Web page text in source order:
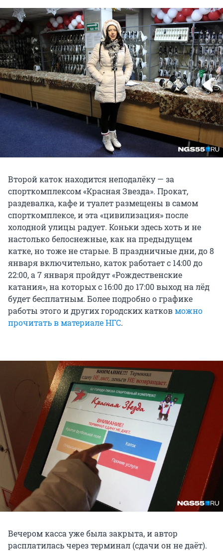
Второй каток находится неподалёку — за
спорткомплексом «Красная Звезда». Прокат,
раздевалка, кафе и туалет размещены в самом
спорткомплексе, и эта «цивилизация» после
холодной улицы радует. Коньки здесь хоть и не
настолько белоснежные, как на предыдущем
катке, но тоже не старые. В праздничные дни, до 8
января включительно, каток работает с 14:00 до
22:00, а 7 января пройдут «Рождественские
катания», на которых с 16:00 до 17:00 выход на лёд
будет бесплатным. Более подробно о графике
работы этого и других городских катковможно
прочитать в материале НГС.
Вечером касса уже была закрыта, и автор
расплатилась через терминал (сдачи он не даёт).